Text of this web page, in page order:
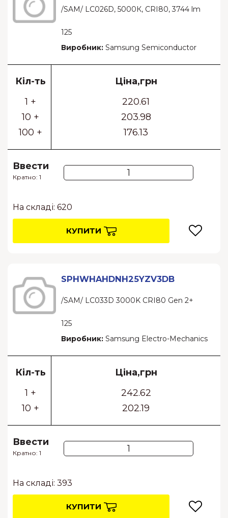
/SAM/ LC026D, 5000К, CRI80, 3744 lm
125
Виробник: Samsung Semiconductor
Кіл-ть
1 +
10 +
100 +
Ціна,грн
220.61
203.98
176.13
Ввести
Кратно: 1
На складі: 620
КУПИТИ
SPHWHAHDNH25YZV3DB
/SAM/ LC033D 3000K CRI80 Gen 2+
125
Виробник: Samsung Electro-Mechanics
Кіл-ть
1 +
10 +
Ціна,грн
242.62
202.19
Ввести
Кратно: 1
На складі: 393
КУПИТИ